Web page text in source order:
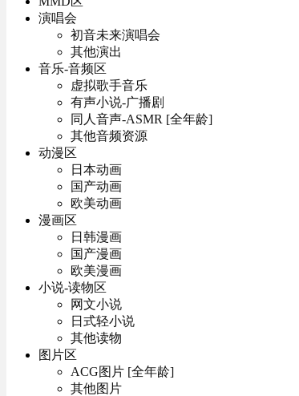
演唱会
初音未来演唱会
其他演出
音乐-音频区
虚拟歌手音乐
有声小说-广播剧
同人音声-ASMR [全年龄]
其他音频资源
动漫区
日本动画
国产动画
欧美动画
漫画区
日韩漫画
国产漫画
欧美漫画
小说-读物区
网文小说
日式轻小说
其他读物
图片区
ACG图片 [全年龄]
其他图片